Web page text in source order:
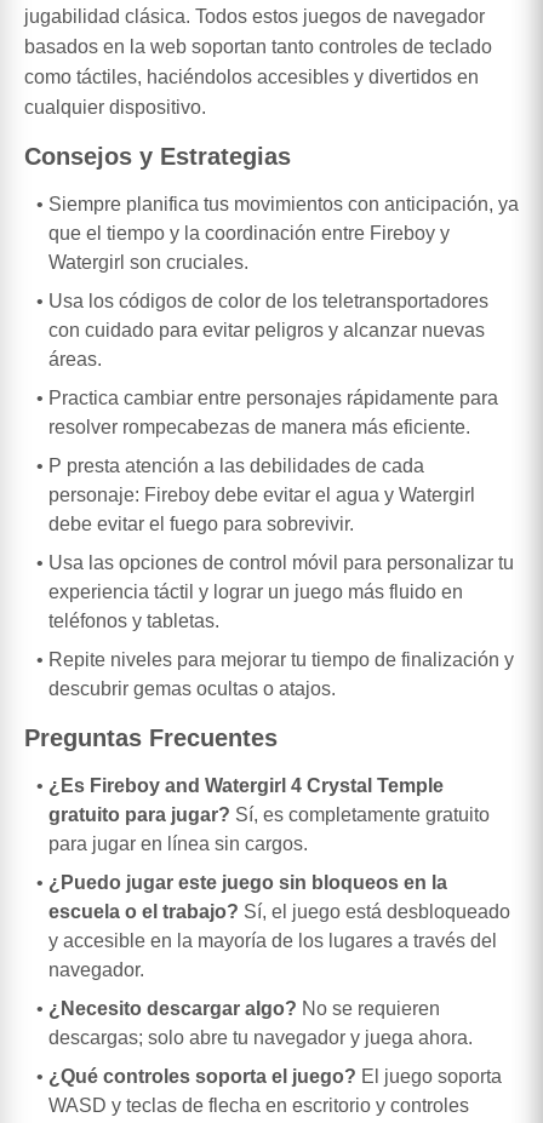
jugabilidad clásica. Todos estos juegos de navegador
basados en la web soportan tanto controles de teclado
como táctiles, haciéndolos accesibles y divertidos en
cualquier dispositivo.
Consejos y Estrategias
Siempre planifica tus movimientos con anticipación, ya
que el tiempo y la coordinación entre Fireboy y
Watergirl son cruciales.
Usa los códigos de color de los teletransportadores
con cuidado para evitar peligros y alcanzar nuevas
áreas.
Practica cambiar entre personajes rápidamente para
resolver rompecabezas de manera más eficiente.
P presta atención a las debilidades de cada
personaje: Fireboy debe evitar el agua y Watergirl
debe evitar el fuego para sobrevivir.
Usa las opciones de control móvil para personalizar tu
experiencia táctil y lograr un juego más fluido en
teléfonos y tabletas.
Repite niveles para mejorar tu tiempo de finalización y
descubrir gemas ocultas o atajos.
Preguntas Frecuentes
¿Es Fireboy and Watergirl 4 Crystal Temple
gratuito para jugar? Sí, es completamente gratuito
para jugar en línea sin cargos.
¿Puedo jugar este juego sin bloqueos en la
escuela o el trabajo? Sí, el juego está desbloqueado
y accesible en la mayoría de los lugares a través del
navegador.
¿Necesito descargar algo? No se requieren
descargas; solo abre tu navegador y juega ahora.
¿Qué controles soporta el juego? El juego soporta
WASD y teclas de flecha en escritorio y controles